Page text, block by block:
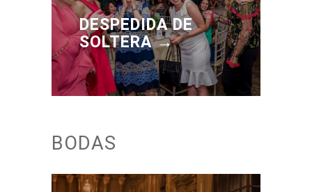
DESPEDIDA DE
SOLTERA →
BODAS